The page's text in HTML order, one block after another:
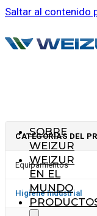
Saltar al contenido
SOBRE
WEIZUR
WEIZUR
EN EL
MUNDO
CATEGORÍAS DEL
Equipamientos
Higiene Industrial